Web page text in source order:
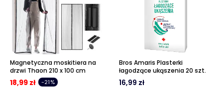
Magnetyczna moskitiera na
drzwi Thaon 210 x 100 cm
18,99 zł -21%
Bros Amaris Plasterki
łagodzące ukąszenia 20 szt.
16,99 zł